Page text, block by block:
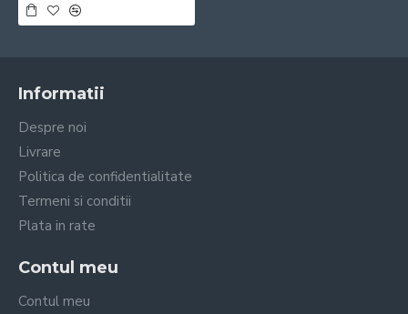
Informatii
Despre noi
Livrare
Politica de confidentialitate
Termeni si conditii
Plata in rate
Contul meu
Contul meu